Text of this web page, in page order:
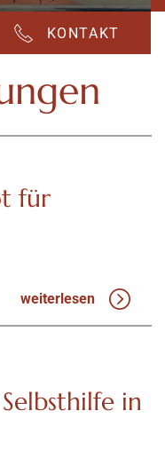
KONTAKT
für
weiterlesen
in